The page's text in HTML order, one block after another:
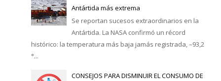
Antártida más extrema
Se reportan sucesos extraordinarios en la
Antártida. La NASA confirmó un récord
histórico: la temperatura más baja jamás registrada, –93,2
°...
CONSEJOS PARA DISMINUIR EL CONSUMO DE